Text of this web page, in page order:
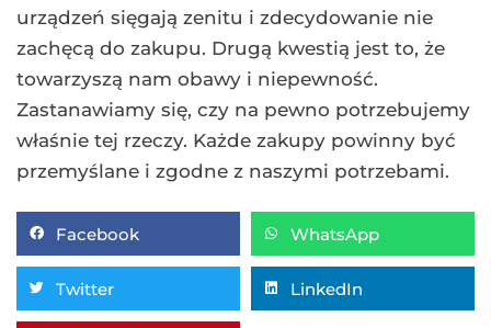
urządzeń sięgają zenitu i zdecydowanie nie
zachęcą do zakupu. Drugą kwestią jest to, że
towarzyszą nam obawy i niepewność.
Zastanawiamy się, czy na pewno potrzebujemy
właśnie tej rzeczy. Każde zakupy powinny być
przemyślane i zgodne z naszymi potrzebami.
Facebook WhatsApp
Twitter LinkedIn